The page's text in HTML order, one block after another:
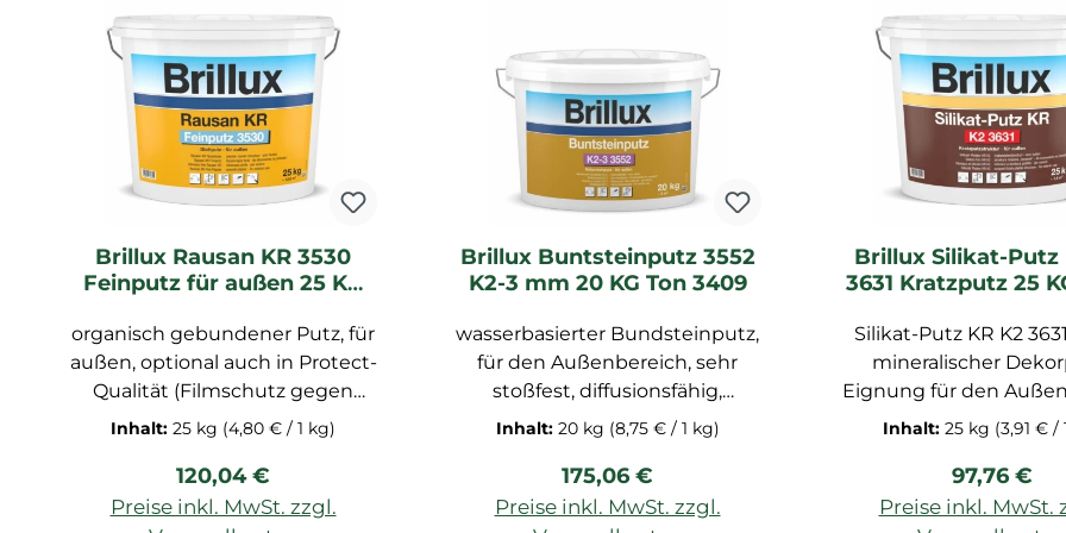
leicht in der Anwendung, zum
anmischen, Dispersionsmasse
mit sehr gutem
Klebevermögen, unempfindlich
gegen Feuchtigkeit, lange
Offenzeit, Farbton: hellgrau,
Bindemittel auf
mineralisch, enthält
Konservierungsmittel, im 20 KG
Eimer erhältlich KOMPONENTE
A UND B SIND SEPARAT
ERHÄLTLICH
sehr haftfest auf
Untergründen -
verarbeitungsoffene
verarbeitbar -
geprüft als
Schlussbeschichtung
A2 nach DIN 4102 mit
Mineralwolle-
schwer entflammbar
DIN 4102 mit
Hartschaum-
Brillux Rausan KR 3530
Feinputz für außen 25 KG
organisch gebundener Putz, für
außen, optional auch in Protect-
Qualität (Filmschutz gegen
Algen- und Pilzbefall der
verarbeitungsfertiger Feinputz
nach DIN EN 15824 zur
Inhalt: 25 kg (4,80 € / 1 kg)
Regulärer Preis:
120,04 €
Preise inkl. MwSt. zzgl.
Brillux Buntsteinputz 3552
K2-3 mm 20 KG Ton 3409
wasserbasierter Bundsteinputz,
für den Außenbereich, sehr
stoßfest, diffusionsfähig,
zähelastisch, gute
besonders strapazierfähig,
haftfest, leicht zu verarbeiten,
Inhalt: 20 kg (8,75 € / 1 kg)
Regulärer Preis:
175,06 €
Preise inkl. MwSt. zzgl.
Brillux Silikat-Putz
3631 Kratzputz 25
Silikat-Putz KR K2
mineralischer
Eignung für den
und optional
Filmschutz gegen
Pilzbefall der
Inhalt: 25 kg (3,91 € /
Regulärer
97,76 €
Preise inkl. MwSt.